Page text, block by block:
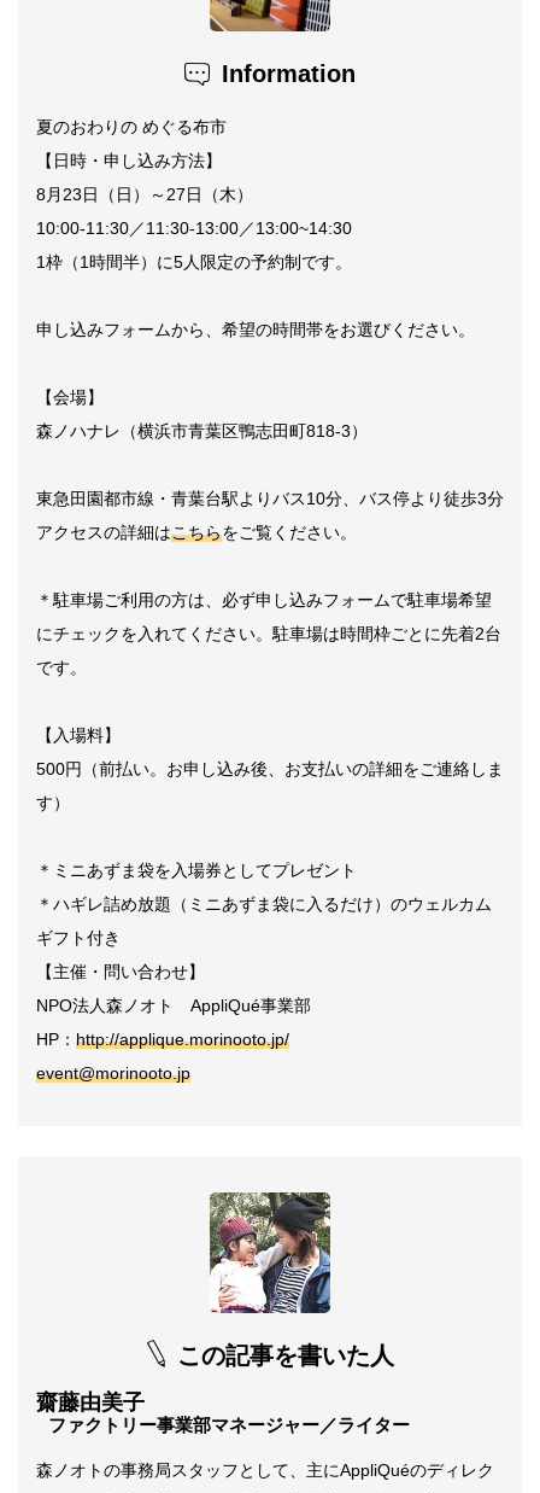
Information
夏のおわりの めぐる布市
【日時・申し込み方法】
8月23日（日）～27日（木）
10:00-11:30／11:30-13:00／13:00~14:30
1枠（1時間半）に5人限定の予約制です。
申し込みフォームから、希望の時間帯をお選びください。
【会場】
森ノハナレ（横浜市青葉区鴨志田町818-3）
東急田園都市線・青葉台駅よりバス10分、バス停より徒歩3分
アクセスの詳細はこちらをご覧ください。
＊駐車場ご利用の方は、必ず申し込みフォームで駐車場希望
にチェックを入れてくださ い。駐車場は時間枠ごとに先着2台
です。
【入場料】
500円（前払い。お申し込み後、お支払いの詳細をご連絡しま
す）
＊ミニあずま袋を入場券としてプレゼント
＊ハギレ詰め放題（ミニあずま袋に入るだけ）のウェルカム
ギフト付き
【主催・問い合わせ】
NPO法人森ノオト AppliQué事業部
HP： http://applique.morinooto.jp/
event@morinooto.jp
この記事を書いた人
齋藤由美子
ファクトリー事業部マネージャー／ライター
森ノオトの事務局スタッフとして、主にAppliQuéのディレク